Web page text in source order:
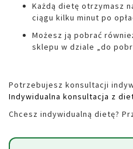
Każdą dietę otrzymasz
ciągu kilku minut po
Możesz ją pobrać
sklepu w dziale „do
Potrzebujesz konsultacji
Indywidualna konsultacja z
Chcesz indywidualną dietę?